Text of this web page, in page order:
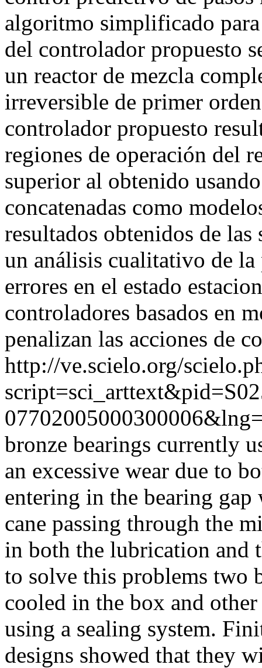
algoritmo simplificado
del controlador propuesto
un reactor de mezcla
irreversible de primer
controlador propuesto
regiones de operación del
superior al obtenido
concatenadas como
resultados obtenidos de las
un análisis cualitativo de
errores en el estado
controladores basados en
penalizan las acciones de
http://ve.scielo.org/
bronze bearings currently
an excessive wear due to
entering in the bearing
cane passing through the
in both the lubrication and
to solve this problems two
cooled in the box and
using a sealing system.
designs showed that they